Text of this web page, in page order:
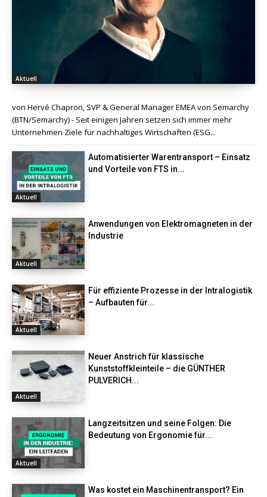
Aktuell
von Hervé Chapron, SVP & General Manager EMEA von Semarchy
(BTN/Semarchy) - Seit einigen Jahren setzen sich immer mehr
Unternehmen Ziele für nachhaltiges Wirtschaften (ESG...
Aktuell
Automatisierter Warentransport – Einsatz
und Vorteile von FTS in...
Aktuell
Anwendungen von Elektromagneten in der
Industrie
Aktuell
Für effiziente Prozesse in der Intralogistik
– Aufbauten für...
Aktuell
Neuer Anstrich für klassische
Kunststoffkleinteile – die GÜNTHER
PULVERICH...
Aktuell
Langzeitsitzen und seine Folgen: Die
Bedeutung von Ergonomie für...
Was kostet ein Maschinentransport? Ein